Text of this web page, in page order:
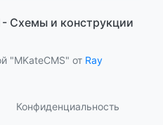
- Cхемы и конструкции
"MKateCMS" от Ray
Конфиденциальность